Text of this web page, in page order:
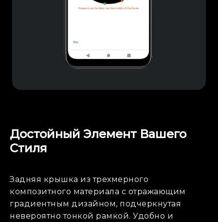
Достойный Элемент Вашего
Стиля
Задняя крышка из трехмерного
композитного материала с отражающим
градиентным дизайном, подчеркнутая
невероятно тонкой рамкой. Удобно и